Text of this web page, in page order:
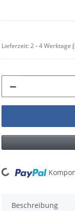
Lieferzeit:2 - 4 Werktage
Beschreibung